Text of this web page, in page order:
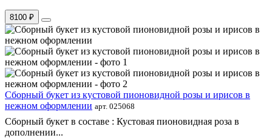
8100 ₽
Сборный букет из кустовой пионовидной розы и ирисов в
нежном оформлении арт. 025068
Сборный букет в составе : Кустовая пионовидная роза в
дополнении...